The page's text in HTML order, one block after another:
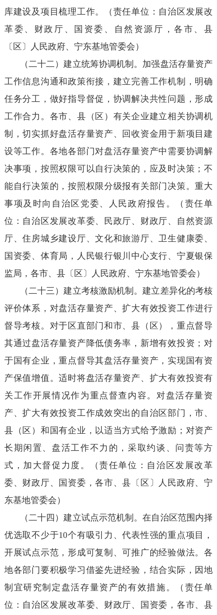
库建设及项目梳理工作。（责任单位：自治区发展改
革委、财政厅、国资委、自然资源厅，各市、县
〔区〕人民政府、宁东基地管委会）
（二十二）建立统筹协调机制。加强盘活存量资产
工作信息沟通和政策衔接，建立完善工作机制，明确
任务分工，做好指导督促，协调解决共性问题，形成
工作合力。各市、县（区）有关企业建立相关协调机
制，切实抓好盘活存量资产、回收资金用于新项目建
设等工作。各地各部门对盘活存量资产中需要协调解
决事项，按照权限可以自行决策的，应及时决策；不
能自行决策的，按照权限分级报有关部门决策。重大
事项及时向自治区党委、人民政府报告。（责任单
位：自治区发展改革委、民政厅、财政厅、自然资源
厅、住房城乡建设厅、文化和旅游厅、卫生健康委、
国资委、体育局，人民银行银川中心支行、宁夏银保
监局，各市、县〔区〕人民政府、宁东基地管委会）
（二十三）建立考核激励机制。建立差异化的考核
评价体系，对盘活存量资产、扩大有效投资工作进行
督导考核。对于区直部门和市、县（区），重点督导
其通过盘活存量资产降低债务率，新增有效投资；对
于国有企业，重点督导其盘活存量资产，实现国有资
产保值增值。适时将盘活存量资产、扩大有效投资有
关工作开展情况作为重点督查内容。对盘活存量资
产、扩大有效投资工作成效突出的自治区部门，市、
县（区）和国有企业，以适当方式给予激励；对资产
长期闲置、盘活工作不力的，采取约谈、问责等方
式，加大督促力度。（责任单位：自治区发展改革
委、财政厅、国资委，各市、县〔区〕人民政府、宁
东基地管委会）
（二十四）建立试点示范机制。在自治区范围内择
优选取不少于10个有吸引力、代表性强的重点项目，
开展试点示范，形成可复制、可推广的经验做法。各
地各部门要积极学习借鉴先进经验，结合实际，因地
制宜研究制定盘活存量资产的有效措施。（责任单
位：自治区发展改革委、财政厅、国资委，各市、县